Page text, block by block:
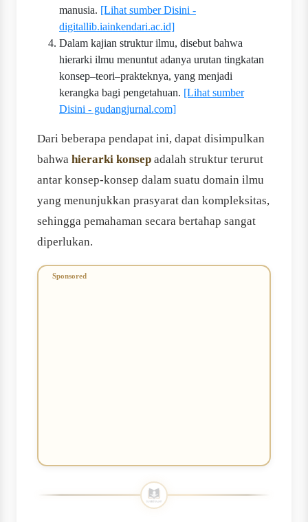
manusia. [Lihat sumber Disini -
digitallib.iainkendari.ac.id]
Dalam kajian struktur ilmu, disebut bahwa
hierarki ilmu menuntut adanya urutan tingkatan
konsep–teori–prakteknya, yang menjadi
kerangka bagi pengetahuan. [Lihat sumber
Disini - gudangjurnal.com]
Dari beberapa pendapat ini, dapat disimpulkan
bahwa hierarki konsep adalah struktur terurut
antar konsep-konsep dalam suatu domain ilmu
yang menunjukkan prasyarat dan kompleksitas,
sehingga pemahaman secara bertahap sangat
diperlukan.